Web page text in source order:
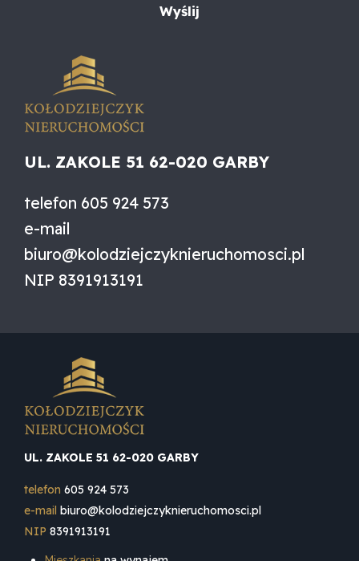
UL. ZAKOLE 51 62-020 GARBY
telefon 605 924 573
e-mail
biuro@kolodziejczyknieruchomosci.pl
NIP 8391913191
UL. ZAKOLE 51 62-020 GARBY
telefon 605 924 573
e-mail biuro@kolodziejczyknieruchomosci.pl
NIP 8391913191